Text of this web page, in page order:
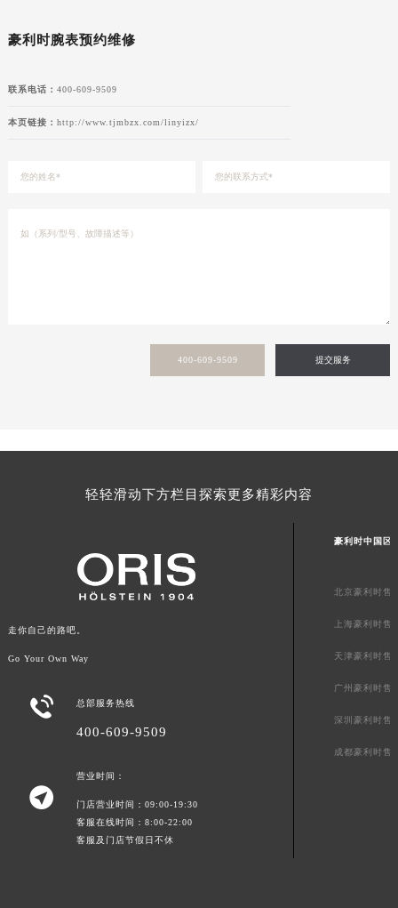
豪利时腕表预约维修
联系电话： 400-609-9509
本页链接： http://www.tjmbzx.com/linyizx/
400-609-9509 提交服务
轻轻滑动下方栏目探索更多精彩内容
走你自己的路吧。
Go Your Own Way
 总部服务热线
400-609-9509

营业时间：
门店营业时间：09:00-19:30
客服在线时间：8:00-22:00
客服及门店节假日不休
豪利时中国区
北京豪利时售
上海豪利时售
天津豪利时售
广州豪利时售
深圳豪利时售
成都豪利时售